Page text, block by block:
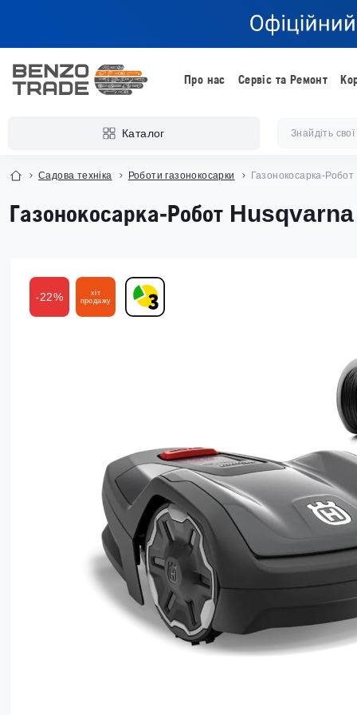
Про нас Сервіс та Ремонт
Каталог
Садова техніка Роботи газонокосарки Газонокосарка-
Газонокосарка-Робот
-22%
хіт
продажу